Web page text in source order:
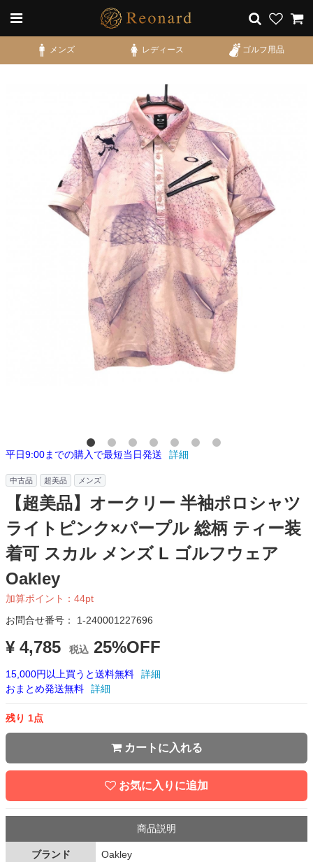
メンズ レディース ゴルフ用品
平日9:00までの購入で最短当日発送 詳細
中古品 超美品 メンズ
【超美品】オークリー 半袖ポロシャツ
ライトピンク×パープル 総柄 ティー装
着可 スカル メンズ L ゴルフウェア
Oakley
加算ポイント： 44pt
お問合せ番号： 1-240001227696
¥ 4,785 税込 25%OFF
15,000円以上買うと送料無料
詳細
おまとめ発送無料
詳細
残り 1点
カートに入れる
お気に入りに追加
商品説明
ブランド Oakley